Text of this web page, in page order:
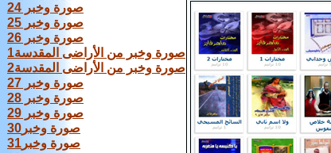
صورة وخبر 24
صورة وخبر 25
صورة وخبر 26
صورة وخبر من الأراضى المقدسة1
صورة وخبر من الأراضى المقدسة2
صورة وخبر 27
صورة وخبر 28
صورة وخبر 29
صورة وخبر30
صورة وخبر31